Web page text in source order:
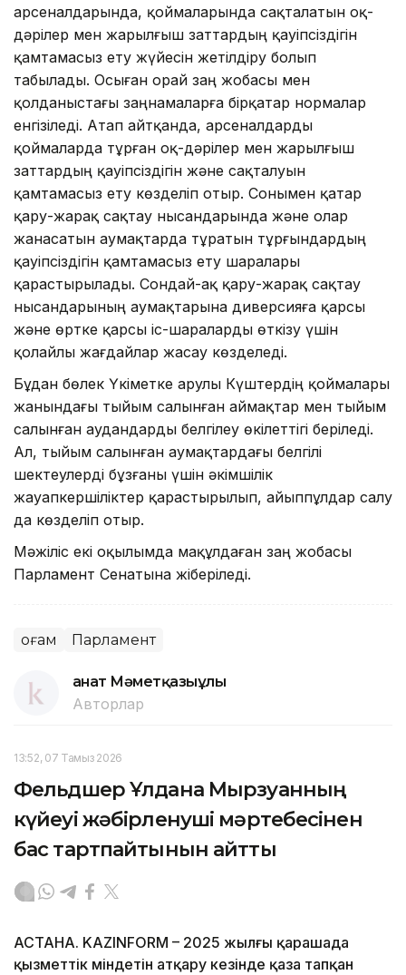
арсеналдарында, қоймаларында сақталатын оқ-
дәрілер мен жарылғыш заттардың қауіпсіздігін
қамтамасыз ету жүйесін жетілдіру болып
табылады. Осыған орай заң жобасы мен
қолданыстағы заңнамаларға бірқатар нормалар
енгізіледі. Атап айтқанда, арсеналдарды
қоймаларда тұрған оқ-дәрілер мен жарылғыш
заттардың қауіпсіздігін және сақталуын
қамтамасыз ету көзделіп отыр. Сонымен қатар
қару-жарақ сақтау нысандарында және олар
жанасатын аумақтарда тұратын тұрғындардың
қауіпсіздігін қамтамасыз ету шаралары
қарастырылады. Сондай-ақ қару-жарақ сақтау
нысандарының аумақтарына диверсияға қарсы
және өртке қарсы іс-шараларды өткізу үшін
қолайлы жағдайлар жасау көзделеді.
Бұдан бөлек Үкіметке Қарулы Күштердің қоймалары
жанындағы тыйым салынған аймақтар мен тыйым
салынған аудандарды белгілеу өкілеттігі беріледі.
Ал, тыйым салынған аумақтардағы белгілі
шектеулерді бұзғаны үшін әкімшілік
жауапкершіліктер қарастырылып, айыппұлдар салу
да көзделіп отыр.
Мәжіліс екі оқылымда мақұлдаған заң жобасы
Парламент Сенатына жіберіледі.
Қоғам Парламент
Қанат Мәметқазыұлы
Авторлар
13:52, 07 Тамыз 2026
Фельдшер Ұлдана Мырзуанның
күйеуі жәбірленуші мәртебесінен
бас тартпайтынын айтты
АСТАНА. KAZINFORM – 2025 жылғы қарашада
қызметтік міндетін атқару кезінде қаза тапқан